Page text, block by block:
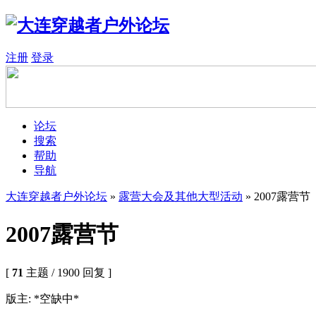
注册 登录
论坛
搜索
帮助
导航
大连穿越者户外论坛 » 露营大会及其他大型活动 » 2007露营节
2007露营节
[ 71 主题 / 1900 回复 ]
版主: *空缺中*